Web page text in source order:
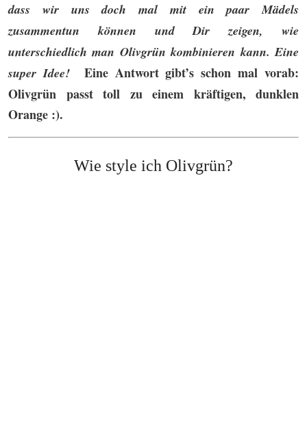
dass wir uns doch mal mit ein paar Mädels
zusammentun können und Dir zeigen, wie
unterschiedlich man Olivgrün kombinieren kann. Eine
super Idee!
Eine Antwort gibt’s schon mal vorab:
Olivgrün passt toll zu einem kräftigen, dunklen
Orange :).
Wie style ich Olivgrün?